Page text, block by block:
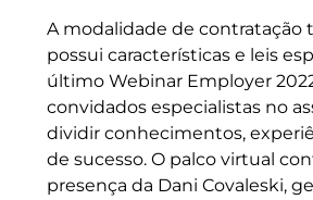
A modalidade de contratação
possui características e leis
último Webinar Employer
convidados especialistas no
dividir conhecimentos,
de sucesso. O palco virtual
presença da Dani Covaleski,